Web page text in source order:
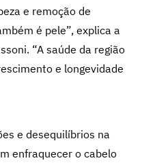
e remoção de
é pele”, explica a
“A saúde da região
e longevidade
e desequilíbrios na
enfraquecer o cabelo